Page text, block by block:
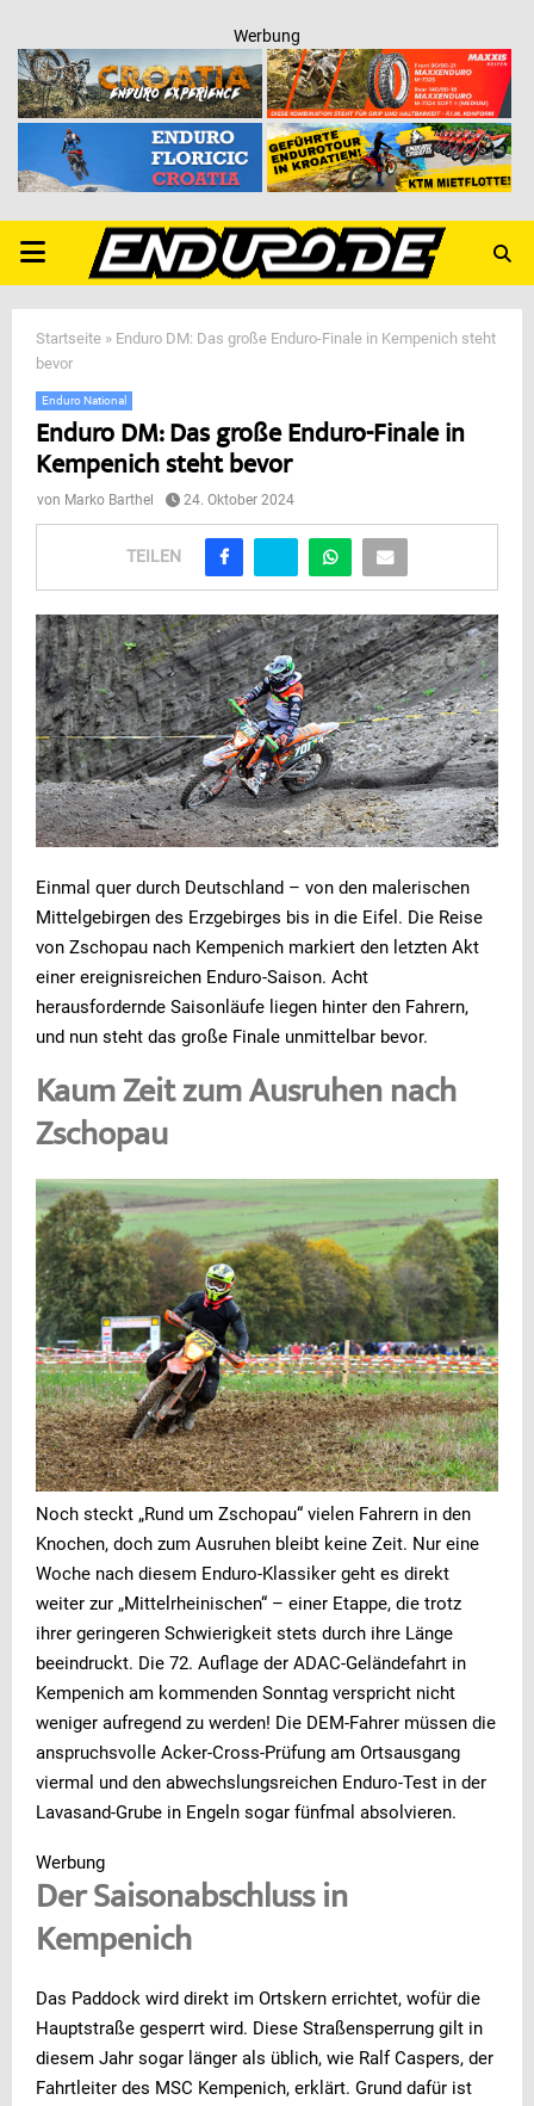
Werbung
PRIMARY
MENU
Startseite » Enduro DM: Das große Enduro-Finale in Kempenich steht
bevor
Enduro National
Enduro DM: Das große Enduro-Finale in
Kempenich steht bevor
von Marko Barthel 24. Oktober 2024
TEILEN
Einmal quer durch Deutschland – von den malerischen
Mittelgebirgen des Erzgebirges bis in die Eifel. Die Reise
von Zschopau nach Kempenich markiert den letzten Akt
einer ereignisreichen Enduro-Saison. Acht
herausfordernde Saisonläufe liegen hinter den Fahrern,
und nun steht das große Finale unmittelbar bevor.
Kaum Zeit zum Ausruhen nach
Zschopau
Noch steckt „Rund um Zschopau“ vielen Fahrern in den
Knochen, doch zum Ausruhen bleibt keine Zeit. Nur eine
Woche nach diesem Enduro-Klassiker geht es direkt
weiter zur „Mittelrheinischen“ – einer Etappe, die trotz
ihrer geringeren Schwierigkeit stets durch ihre Länge
beeindruckt. Die 72. Auflage der ADAC-Geländefahrt in
Kempenich am kommenden Sonntag verspricht nicht
weniger aufregend zu werden! Die DEM-Fahrer müssen die
anspruchsvolle Acker-Cross-Prüfung am Ortsausgang
viermal und den abwechslungsreichen Enduro-Test in der
Lavasand-Grube in Engeln sogar fünfmal absolvieren.
Werbung
Der Saisonabschluss in
Kempenich
Das Paddock wird direkt im Ortskern errichtet, wofür die
Hauptstraße gesperrt wird. Diese Straßensperrung gilt in
diesem Jahr sogar länger als üblich, wie Ralf Caspers, der
Fahrtleiter des MSC Kempenich, erklärt. Grund dafür ist